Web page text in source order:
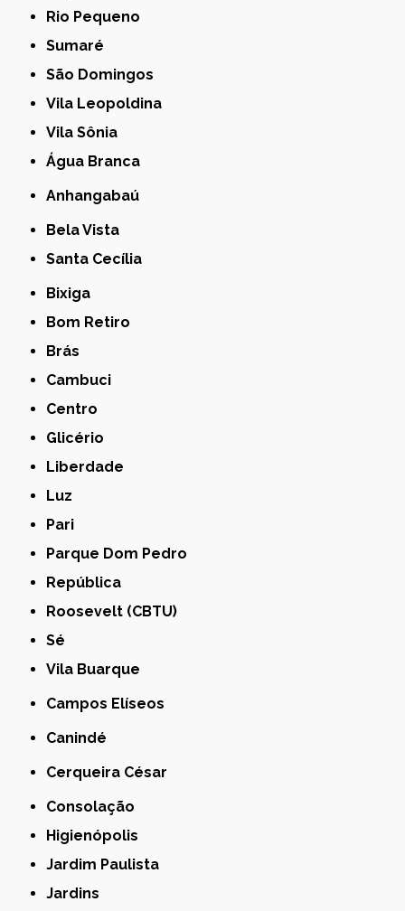
Rio Pequeno
Sumaré
São Domingos
Vila Leopoldina
Vila Sônia
Água Branca
Anhangabaú
Bela Vista
Santa Cecília
Bixiga
Bom Retiro
Brás
Cambuci
Centro
Glicério
Liberdade
Luz
Pari
Parque Dom Pedro
República
Roosevelt (CBTU)
Sé
Vila Buarque
Campos Elíseos
Canindé
Cerqueira César
Consolação
Higienópolis
Jardim Paulista
Jardins